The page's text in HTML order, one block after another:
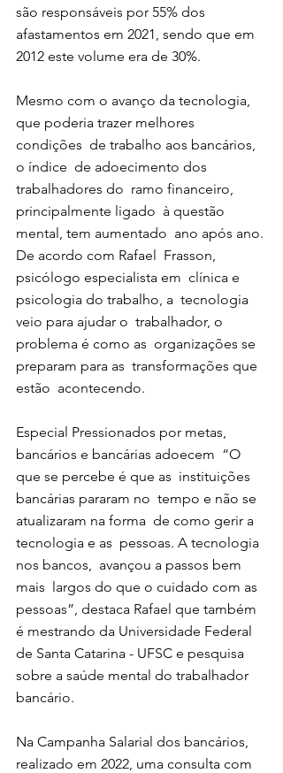
são responsáveis por 55% dos
afastamentos em 2021, sendo que em
2012 este volume era de 30%.
Mesmo com o avanço da tecnologia,
que poderia trazer melhores
condições  de trabalho aos bancários,
o índice  de adoecimento dos
trabalhadores do  ramo financeiro,
principalmente ligado  à questão
mental, tem aumentado  ano após ano.
De acordo com Rafael  Frasson,
psicólogo especialista em  clínica e
psicologia do trabalho, a  tecnologia
veio para ajudar o  trabalhador, o
problema é como as  organizações se
preparam para as  transformações que
estão  acontecendo.
Especial Pressionados por metas,
bancários e bancárias adoecem  “O
que se percebe é que as  instituições
bancárias pararam no  tempo e não se
atualizaram na forma  de como gerir a
tecnologia e as  pessoas. A tecnologia
nos bancos,  avançou a passos bem
mais  largos do que o cuidado com as
pessoas”, destaca Rafael que também
é mestrando da Universidade Federal
de Santa Catarina - UFSC e pesquisa
sobre a saúde mental do trabalhador
bancário.
Na Campanha Salarial dos bancários,
realizado em 2022, uma consulta com